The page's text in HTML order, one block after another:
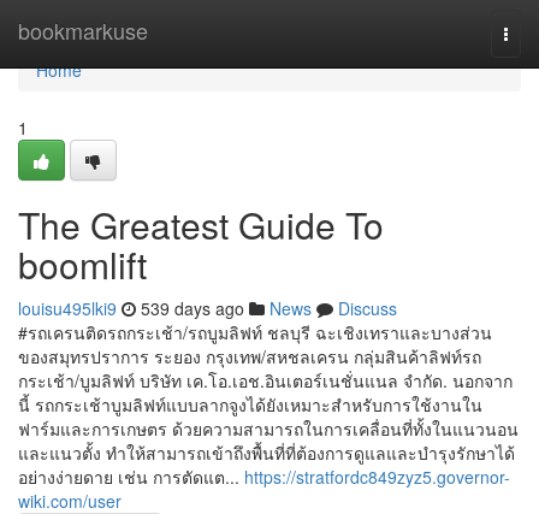
bookmarkuse
Home
Home
1
The Greatest Guide To
boomlift
louisu495lki9 539 days ago News
Discuss
#รถเครนติดรถกระเช้า/รถบูมลิฟท์ ชลบุรี ฉะเชิงเทราและบางส่วน
ของสมุทรปราการ ระยอง กรุงเทพ/สหชลเครน กลุ่มสินค้าลิฟท์รถ
กระเช้า/บูมลิฟท์ บริษัท เค.โอ.เอช.อินเตอร์เนชั่นแนล จำกัด. นอกจาก
นี้ รถกระเช้าบูมลิฟท์แบบลากจูงได้ยังเหมาะสำหรับการใช้งานใน
ฟาร์มและการเกษตร ด้วยความสามารถในการเคลื่อนที่ทั้งในแนวนอน
และแนวตั้ง ทำให้สามารถเข้าถึงพื้นที่ที่ต้องการดูแลและบำรุงรักษาได้
อย่างง่ายดาย เช่น การตัดแต... https://stratfordc849zyz5.governor-
wiki.com/user